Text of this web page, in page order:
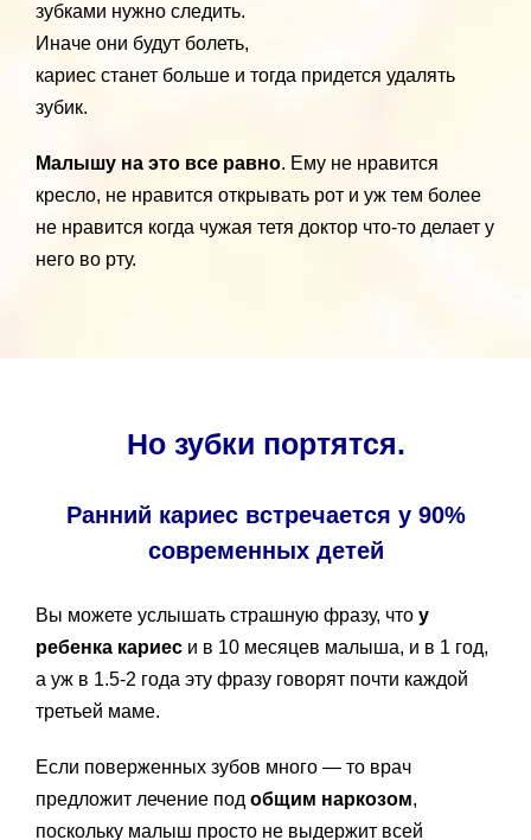
зубками нужно следить.
Иначе они будут болеть,
кариес станет больше и тогда придется удалять
зубик.
Малышу на это все равно. Ему не нравится
кресло, не нравится открывать рот и уж тем более
не нравится когда чужая тетя доктор что-то делает у
него во рту.
Но зубки портятся.
Ранний кариес встречается у 90%
современных детей
Вы можете услышать страшную фразу, что у
ребенка кариеси в 10 месяцев малыша, и в 1 год,
а уж в 1.5-2 года эту фразу говорят почти каждой
третьей маме.
Если поверженных зубов много — то врач
предложит лечение под общим наркозом,
поскольку малыш просто не выдержит всей